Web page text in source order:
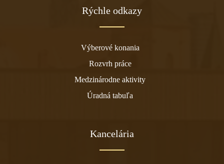
Rýchle odkazy
Výberové konania
Rozvrh práce
Medzinárodne aktivity
Úradná tabuľa
Kancelária